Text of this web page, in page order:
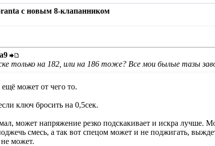
с новым 8-клапанником
только на 182, или на 186 тоже? Все мои былые тазы
может от чего то.
ключ бросить на 0,5сек.
может напряжение резко подскакивает и искра
смесь, а так вот спецом может и не поджигать,
может.